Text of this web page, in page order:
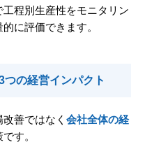
工程別生産性をモニタリン
に評価できます。
つの経営インパクト
善ではなく 会社全体の経
す。